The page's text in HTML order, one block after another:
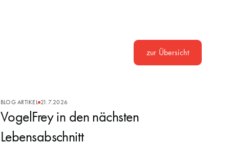
zur Übersicht
BLOG ARTIKEL 21.7.2026
VogelFrey in den nächsten
Lebensabschnitt